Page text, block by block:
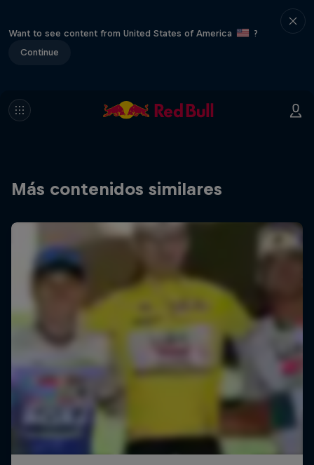
Want to see content from United States of America
?
Continue
Más contenidos similares